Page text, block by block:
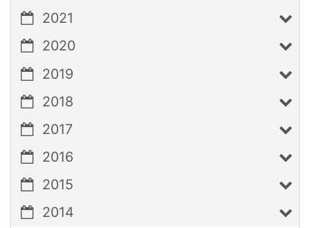
2021
2020
2019
2018
2017
2016
2015
2014